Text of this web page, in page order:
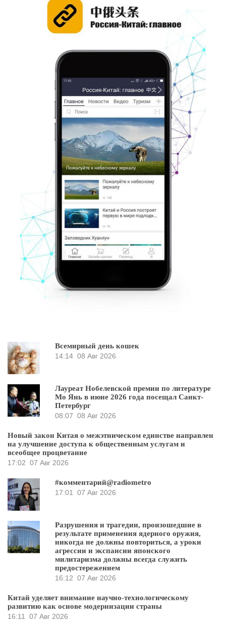
Всемирный день кошек
14:14 08 Авг 2026
Лауреат Нобелевской премии по литературе
Мо Янь в июне 2026 года посещал Санкт-
Петербург
08:07 08 Авг 2026
Новый закон Китая о межэтническом единстве направлен
на улучшение доступа к общественным услугам и
всеобщее процветание
17:02 07 Авг 2026
#комментарий@radiometro
17:01
07 Авг 2026
Разрушения и трагедии, произошедшие в
результате применения ядерного оружия,
никогда не должны повториться, а уроки
агрессии и экспансии японского
милитаризма должны всегда служить
предостережением
16:12 07 Авг 2026
Китай уделяет внимание научно-технологическому
развитию как основе модернизации страны
16:11
07 Авг 2026